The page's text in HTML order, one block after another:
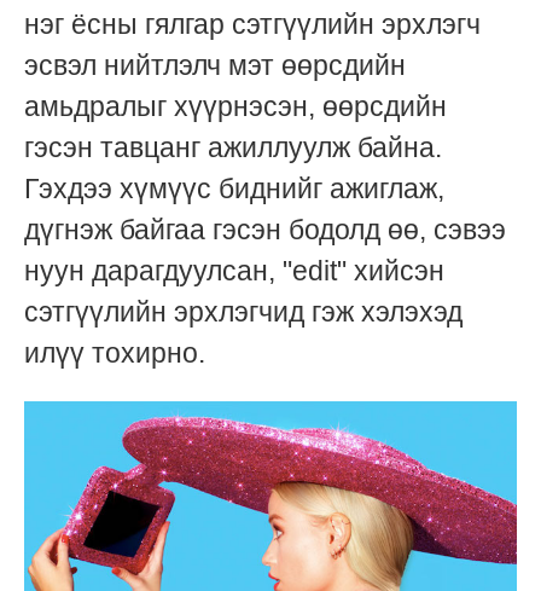
нэг ёсны гялгар сэтгүүлийн эрхлэгч
эсвэл нийтлэлч мэт өөрсдийн
амьдралыг хүүрнэсэн, өөрсдийн
гэсэн тавцанг ажиллуулж байна.
Гэхдээ хүмүүс биднийг ажиглаж,
дүгнэж байгаа гэсэн бодолд өө, сэвээ
нуун дарагдуулсан, "edit" хийсэн
сэтгүүлийн эрхлэгчид гэж хэлэхэд
илүү тохирно.